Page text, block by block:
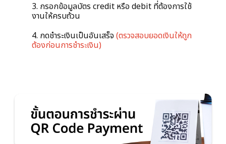
3. กรอกข้อมูลบัตร credit หรือ debit ที่ต้องการใช้
งานให้ครบถ้วน
4. กดชำระเงินเป็นอันเสร็จ (ตรวจสอบยอดเงินให้ถูก
ต้องก่อนการชำระเงิน)